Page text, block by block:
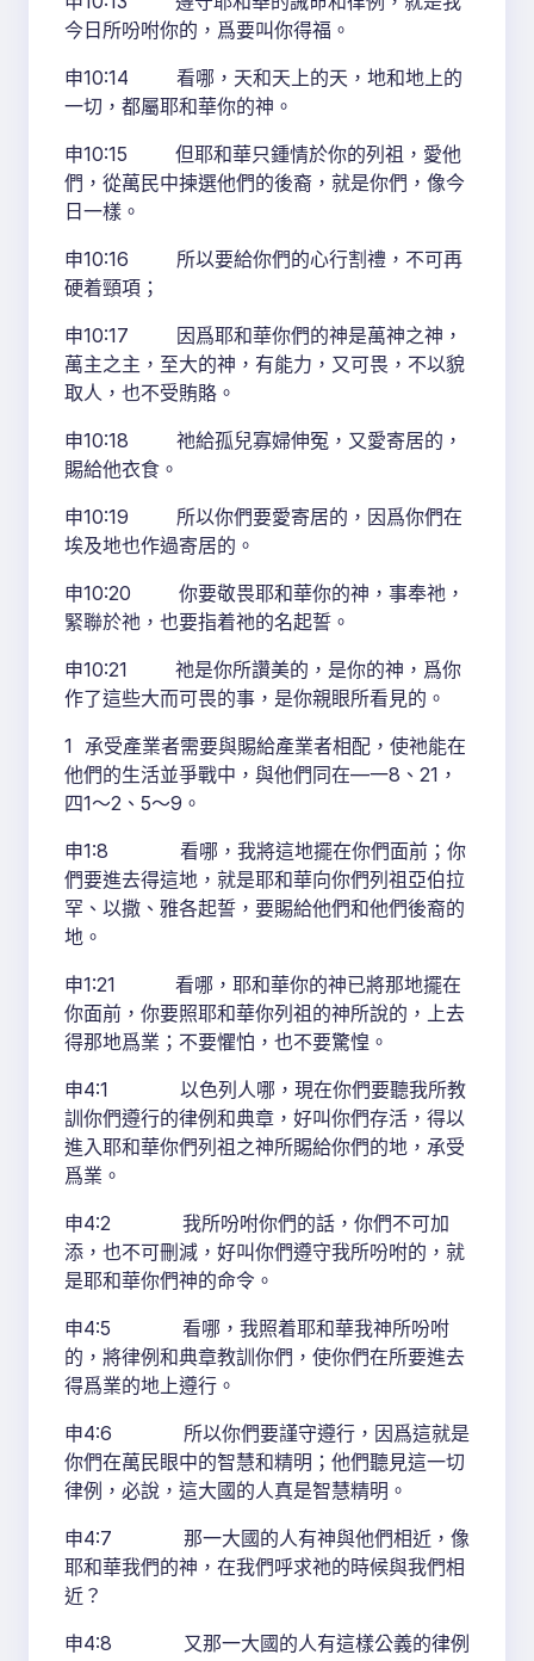
今日所吩咐你的，爲要叫你得福。
申10:14 看哪，天和天上的天，地和地上的
一切，都屬耶和華你的神。
申10:15 但耶和華只鍾情於你的列祖，愛他
們，從萬民中揀選他們的後裔，就是你們，像今
日一樣。
申10:16 所以要給你們的心行割禮，不可再
硬着頸項；
申10:17 因爲耶和華你們的神是萬神之神，
萬主之主，至大的神，有能力，又可畏，不以貌
取人，也不受賄賂。
申10:18 祂給孤兒寡婦伸冤，又愛寄居的，
賜給他衣食。
申10:19 所以你們要愛寄居的，因爲你們在
埃及地也作過寄居的。
申10:20 你要敬畏耶和華你的神，事奉祂，
緊聯於祂，也要指着祂的名起誓。
申10:21 祂是你所讚美的，是你的神，爲你
作了這些大而可畏的事，是你親眼所看見的。
1 承受產業者需要與賜給產業者相配，使祂能在
他們的生活並爭戰中，與他們同在—一8、21，
四1～2、5～9。
申1:8 看哪，我將這地擺在你們面前；你
們要進去得這地，就是耶和華向你們列祖亞伯拉
罕、以撒、雅各起誓，要賜給他們和他們後裔的
地。
申1:21 看哪，耶和華你的神已將那地擺在
你面前，你要照耶和華你列祖的神所說的，上去
得那地爲業；不要懼怕，也不要驚惶。
申4:1 以色列人哪，現在你們要聽我所教
訓你們遵行的律例和典章，好叫你們存活，得以
進入耶和華你們列祖之神所賜給你們的地，承受
爲業。
申4:2 我所吩咐你們的話，你們不可加
添，也不可刪減，好叫你們遵守我所吩咐的，就
是耶和華你們神的命令。
申4:5 看哪，我照着耶和華我神所吩咐
的，將律例和典章教訓你們，使你們在所要進去
得爲業的地上遵行。
申4:6 所以你們要謹守遵行，因爲這就是
你們在萬民眼中的智慧和精明；他們聽見這一切
律例，必說，這大國的人真是智慧精明。
申4:7 那一大國的人有神與他們相近，像
耶和華我們的神，在我們呼求祂的時候與我們相
近？
申4:8 又那一大國的人有這樣公義的律例